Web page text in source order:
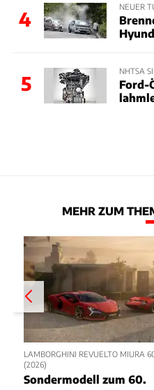
4
NEUER
5
NHTSA
Ford-
MEHR ZUM
LAMBORGHINI REVUELTO MIURA
(2026)
Sondermodell zum 60.